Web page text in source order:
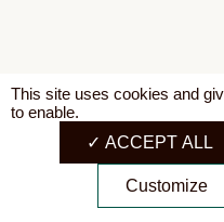
This site uses cookies and
to enable.
ACCEPT ALL
Customize